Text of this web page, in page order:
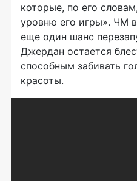
которые, по его
уровню его игры». ЧМ
еще один шанс
Джердан остается
способным забивать
красоты.